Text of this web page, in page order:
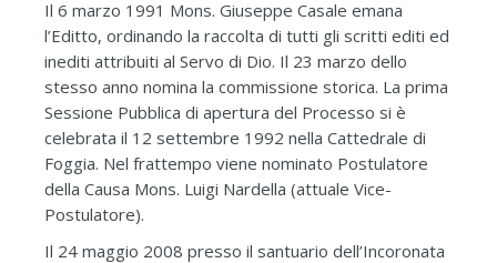
Il 6 marzo 1991 Mons. Giuseppe Casale emana
l’Editto, ordinando la raccolta di tutti gli scritti editi ed
inediti attribuiti al Servo di Dio. Il 23 marzo dello
stesso anno nomina la commissione storica. La prima
Sessione Pubblica di apertura del Processo si è
celebrata il 12 settembre 1992 nella Cattedrale di
Foggia. Nel frattempo viene nominato Postulatore
della Causa Mons. Luigi Nardella (attuale Vice-
Postulatore).
Il 24 maggio 2008 presso il santuario dell’Incoronata